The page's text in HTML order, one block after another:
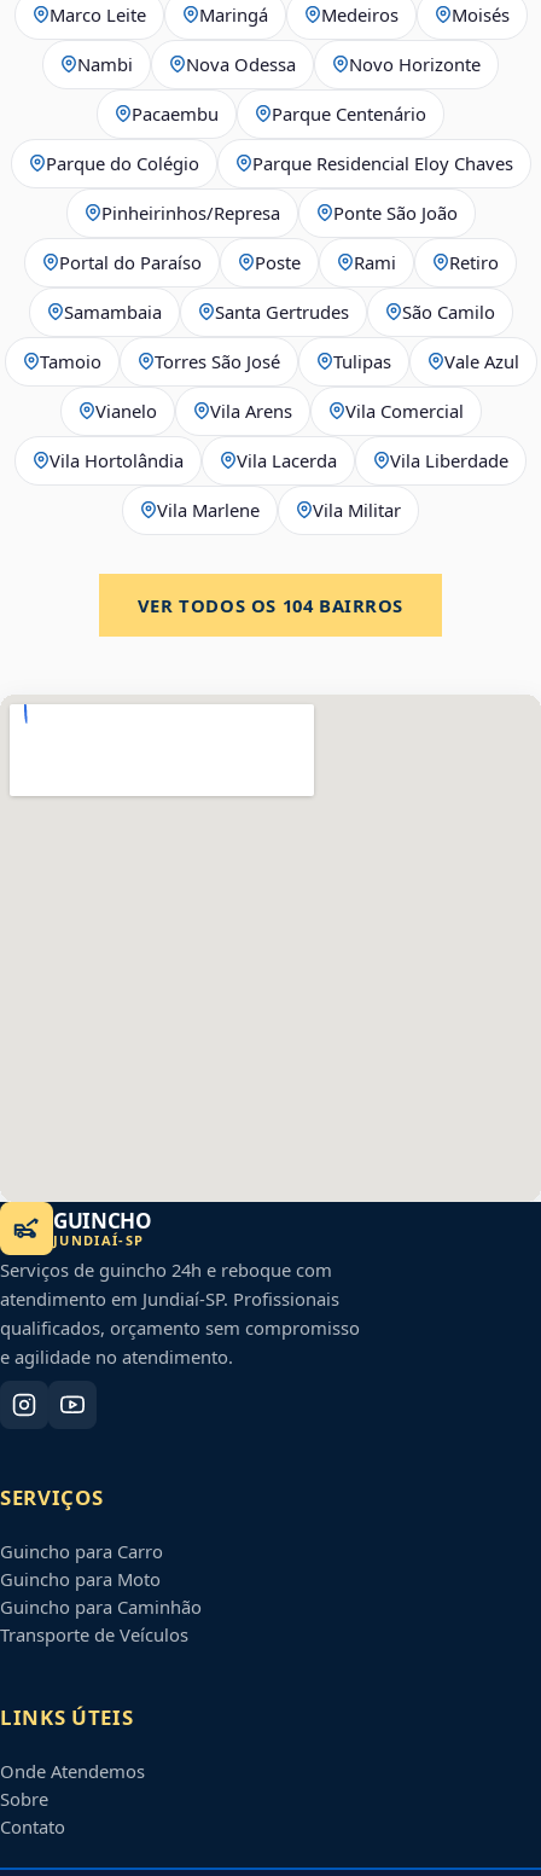
Marco Leite Maringá Medeiros Moisés
Nambi Nova Odessa Novo Horizonte
Pacaembu Parque Centenário
Parque do Colégio Parque Residencial Eloy Chaves
Pinheirinhos/Represa Ponte São João
Portal do Paraíso Poste Rami Retiro
Samambaia Santa Gertrudes São Camilo
Tamoio Torres São José Tulipas Vale Azul
Vianelo Vila Arens Vila Comercial
Vila Hortolândia Vila Lacerda Vila Liberdade
Vila Marlene Vila Militar
VER TODOS OS 104BAIRROS
GUINCHO
JUNDIAÍ-SP
Serviços de guincho 24h e reboque com
atendimento em Jundiaí-SP. Profissionais
qualificados, orçamento sem compromisso
e agilidade no atendimento.
SERVIÇOS
Guincho para Carro
Guincho para Moto
Guincho para Caminhão
Transporte de Veículos
LINKS ÚTEIS
Onde Atendemos
Sobre
Contato